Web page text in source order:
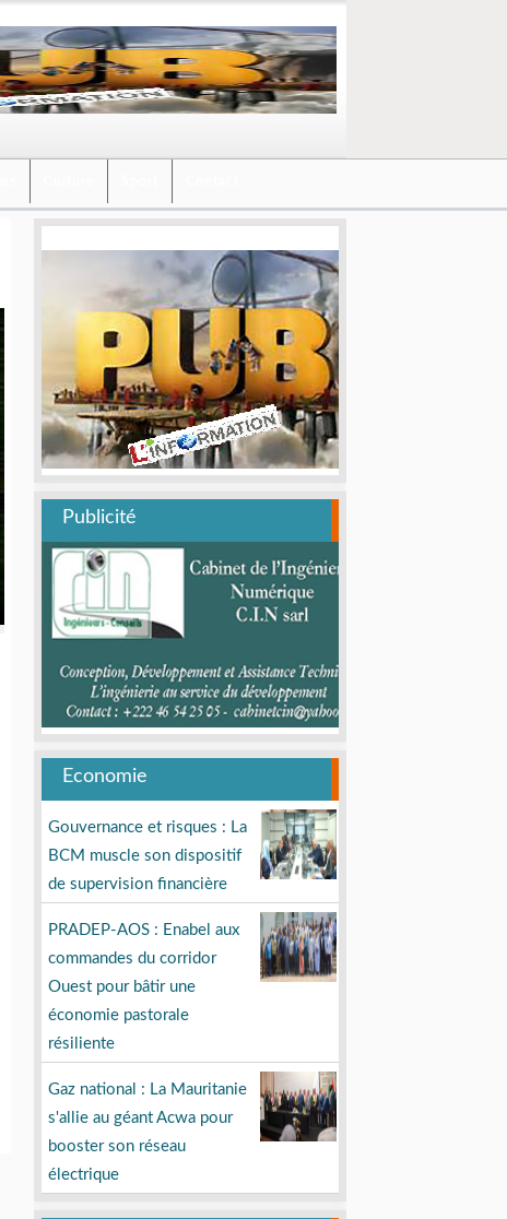
Publicité
Economie
Gouvernance et risques : La
BCM muscle son dispositif
de supervision financière
PRADEP-AOS : Enabel aux
commandes du corridor
Ouest pour bâtir une
économie pastorale
résiliente
Gaz national : La Mauritanie
s'allie au géant Acwa pour
booster son réseau
électrique